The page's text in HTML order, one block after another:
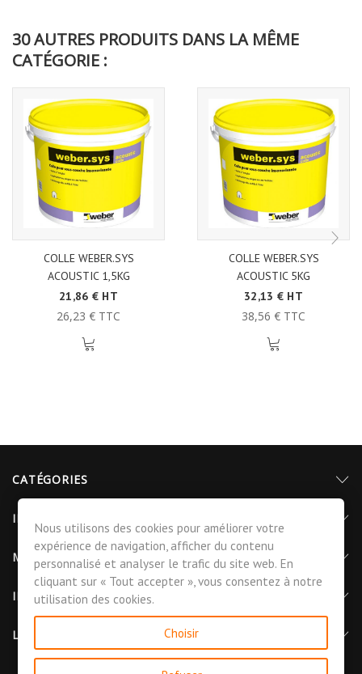
30 AUTRES PRODUITS DANS LA MÊME
CATÉGORIE :
COLLE WEBER.SYS
ACOUSTIC 1,5KG
21,86 € HT
26,23 € TTC
COLLE WEBER.SYS
ACOUSTIC 5KG
32,13 € HT
38,56 € TTC
CATÉGORIES
INFORMATIONS
MON COMPTE
INFORMATIONS DE CONTACT
LETTRE D'INFORMATIONS
Nous utilisons des cookies pour améliorer votre
expérience de navigation, afficher du contenu
personnalisé et analyser le trafic du site web. En
cliquant sur « Tout accepter », vous consentez à notre
utilisation des cookies.
Choisir